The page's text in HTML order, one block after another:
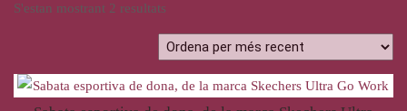
S'estan mostrant 2 resultats